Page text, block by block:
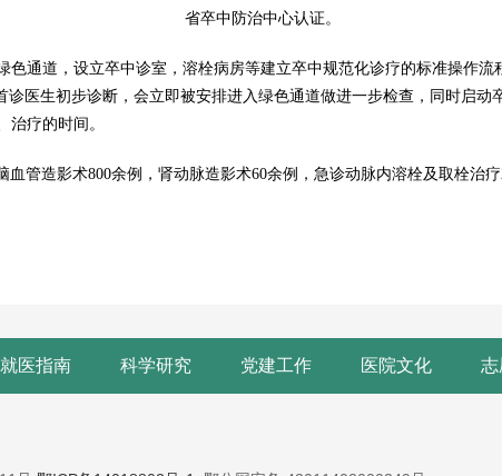
省卒中防治中心认证。
道，设立卒中诊室，溶栓病房等建立卒中规范化诊疗的标准操作流
医生初步诊断，会立即被安排进入绿色通道做进一步检查，同时启
疗的时间。
造影术800余例，肾动脉造影术60余例，急诊动脉内溶栓及取栓治
就医指南 科学研究 党建工作 医院文化 志